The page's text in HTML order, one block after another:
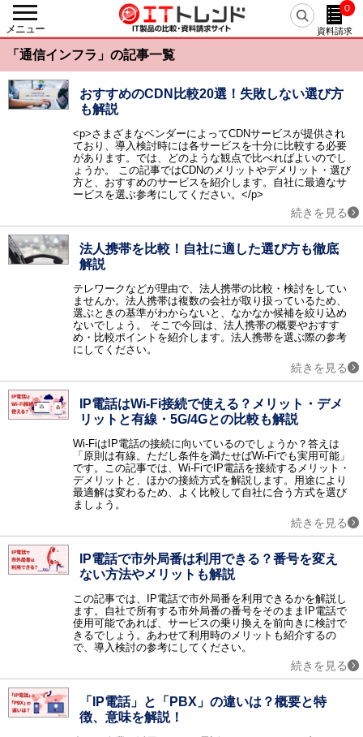
メニュー
0
資料請求
戻る
カテゴリーから探す
人事・労務
人事システム / eラーニング / 勤怠管理・就業管理 / 【旧】人事評価システム / 給与明細電子化 / 経費精算システム / 給与計算システム / タレントマネジメント / シフト管理・人員計画（WFM） / 人事評価システム / 採用管理・選考管理システム / 健康管理システム / マイナンバー管理システム / 経費精算システム クラウド / 労務管理システム / eラーニングコンテンツ作成・提供 / 従業員満足度調査（ES調査） / 給与前払いサービス / Web面接・オンライン面接 / 離職防止・定着率向上ツール / 年末調整支援システム / 目標管理システム / 人事コンサルティング / メンタルヘルス・ストレスチェック / 1on1ツール / 採用サイト作成ツール / リファレンスチェックサービス / 反社チェックツール / リファラル採用ツール / 出張管理システム(BTM) / スキル管理システム / フリーランス管理システム / 組織診断サービス / CLM（契約ライフサイクルマネジメント） / 中途採用支援サービス / 新卒採用支援サービス / デジタル給与ソリューション
基幹統合
会計ソフト / 固定資産管理 / IT資産管理 / 債務管理・債権管理 / 予算管理 / 会計ソフト クラウド / 請求書受取サービス / 経営管理システム / 連結会計システム / リース資産管理システム / 電子マネー送金代行 / 振込代行サービス
AIサービス
AI-OCR / AI翻訳（自動翻訳）ツール / AIコンサルティング / AI契約書レビューサービス / AIライティングサービス / 生成AI開発サービス / 生成AI導入サービス / 医療向け生成AIサービス / AI開発サービス / AI導入サービス / 医療向けAIサービス / AIエージェント / AI電話自動応答サービス / 経理AIエージェント / 専用AI構築プラットフォーム
販売
生産
在庫・購買
EDI / 在庫管理 / 需要予測 / 購買管理 / 受発注システム / 電子契約システム / 見積査定システム / 病院在庫管理システム（SPD）
物流・倉庫
ビジネスプロセス
ワークフロー / BPM / RPAツール / タスク管理ツール / 業務可視化ツール / 会議室予約システム / XR（AR・VR・MR）システム / バーチャルオフィスツール / 施工管理サービス / インバウンド支援 / M&A・事業承継コンサル / 歯科クリニック支援サービス / IT点呼システム / 貿易管理システム / 内部監査
SFA / オンライン商談システム / セールスイネーブルメントツール
CRM / 名刺管理 / 与信管理 / コールセンターシステム / 電子カルテ / 会員管理・ポイント管理 / VOC（顧客の声） / キャンペーンマネジメント / 電子カルテ 大病院 / 電子カルテ 中小病院 / 電子カルテ 有床クリニック / 電子カルテ 無床クリニック / 電子カルテ 在宅 / IVR / カスタマーサクセスツール / 日程調整ツール / 店舗アプリ作成ツール / ホテル・宿泊施設向けシステム（PMS） / ボイスボット / 介護ソフト / LINE予約 / 民泊運営支援サービス
メール配信システム / メールセキュリティ / スパム対策 / メールアーカイブ / FAX配信 / メール共有 / メール誤送信対策 / メール暗号化 / クラウドメール / SMS送信サービス / メールリレーサービス / CPaaS
マーケティング
レコメンドエンジン / マーケティングオートメーションツール / コンテンツマーケティング / Web接客ツール / サイト離脱防止（ポップアップ）ツール / メールマーケティングシステム / SEOツール / SNS管理ツール / ABテストツール / フォーム作成ツール / 広告運用ツール / ヒートマップツール / CDP（カスタマーデータプラットフォーム） / MEOツール / アプリ解析ツール / プッシュ通知サービス / LINEマーケティングツール / ランディングページ作成ツール（LP作成ツール） / MEO対策サービス / マーケティングツール / LLMO対策サービス
データ蓄積・分析
BIツール / テキストマイニング / DWH / データマイニング / ETL / 商圏分析・エリアマーケティング / ソーシャル分析 / BIツール クラウド / BIツール導入・活用支援 / DMP / SaaS管理システム / 機械学習（マシンラーニング） / 企業データベース / 予測分析ツール / Webサイト翻訳ツール / 脱炭素支援サービス / 広告効果測定
CMS / アクセス解析 / ECサイト構築 / 動画配信システム / オンライン決済システム / 予約システム / EC管理ソフト / ショッピングカート / チャット接客ツール / チャットボット / Webコンサルティング / ノーコード・ローコード開発 / イベント管理システム / ネットショップ管理システム / サイト内検索ツール / Webデザインツール / EFOツール
ハードウェアインフラ
「通信インフラ」の記事一覧
おすすめのCDN比較20選！失敗しない選び方
も解説
<p>さまざまなベンダーによってCDNサービスが提供され
ており、導入検討時には各サービスを十分に比較する必要
があります。では、どのような観点で比べればよいのでし
ょうか。 この記事ではCDNのメリットやデメリット・選び
方と、おすすめのサービスを紹介します。自社に最適なサ
ービスを選ぶ参考にしてください。</p>
続きを見る
法人携帯を比較！自社に適した選び方も徹底
解説
テレワークなどが理由で、法人携帯の比較・検討をしてい
ませんか。法人携帯は複数の会社が取り扱っているため、
選ぶときの基準がわからないと、なかなか候補を絞り込め
ないでしょう。 そこで今回は、法人携帯の概要やおすす
め・比較ポイントを紹介します。法人携帯を選ぶ際の参考
にしてください。
続きを見る
IP電話はWi-Fi接続で使える？メリット・デメ
リットと有線・5G/4Gとの比較も解説
Wi-FiはIP電話の接続に向いているのでしょうか？答えは
「原則は有線。ただし条件を満たせばWi-Fiでも実用可能」
です。この記事では、Wi-FiでIP電話を接続するメリット・
デメリットと、ほかの接続方式を解説します。用途により
最適解は変わるため、よく比較して自社に合う方式を選び
ましょう。
続きを見る
IP電話で市外局番は利用できる？番号を変え
ない方法やメリットも解説
この記事では、IP電話で市外局番を利用できるかを解説し
ます。自社で所有する市外局番の番号をそのままIP電話で
使用可能であれば、サービスの乗り換えを前向きに検討で
きるでしょう。あわせて利用時のメリットも紹介するの
で、導入検討の参考にしてください。
続きを見る
「IP電話」と「PBX」の違いは？概要と特
徴、意味を解説！